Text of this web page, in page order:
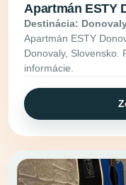
Apartmán ESTY
Destinácia:
Apartmán ESTY
Donovaly, Slovensko.
informácie.